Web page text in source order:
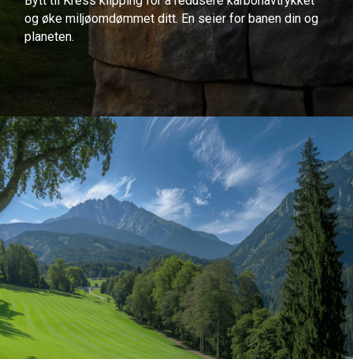
og øke miljøomdømmet ditt. En seier for banen din og
planeten.